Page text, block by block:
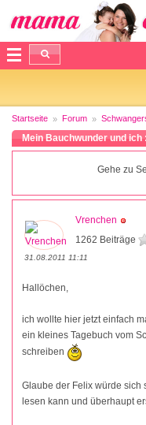
Startseite Forum
Mein Bauchwunder und ich
Gehe zu
Vrenchen
1262 Beiträge
31.08.2011 11:11
Hallöchen,
ich wollte hier jetzt einfach
ein kleines Tagebuch vom
schreiben
Glaube der Felix würde sich
lesen kann und überhaupt